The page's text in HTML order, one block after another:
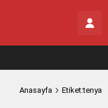
Anasayfa Etiket:tenya